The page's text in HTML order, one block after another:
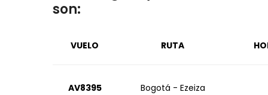
son:
VUELO RUTA
AV8395 Bogotá - Ezeiza